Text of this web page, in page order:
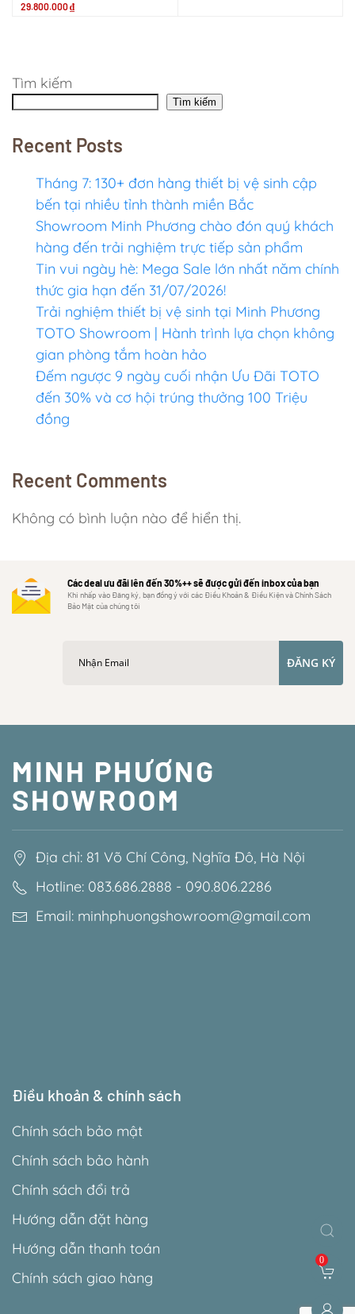
29.800.000₫
Tìm kiếm
Tìm kiếm
Recent Posts
Tháng 7: 130+ đơn hàng thiết bị vệ sinh cập
bến tại nhiều tỉnh thành miền Bắc
Showroom Minh Phương chào đón quý khách
hàng đến trải nghiệm trực tiếp sản phẩm
Tin vui ngày hè: Mega Sale lớn nhất năm chính
thức gia hạn đến 31/07/2026!
Trải nghiệm thiết bị vệ sinh tại Minh Phương
TOTO Showroom | Hành trình lựa chọn không
gian phòng tắm hoàn hảo
Đếm ngược 9 ngày cuối nhận Ưu Đãi TOTO
đến 30% và cơ hội trúng thưởng 100 Triệu
đồng
Recent Comments
Không có bình luận nào để hiển thị.
Các deal ưu đãi lên đến 30%++ sẽ được gửi đến inbox của bạn
Khi nhấp vào Đăng ký, bạn đồng ý với các Điều Khoản & Điều Kiện và Chính Sách
Bảo Mật của chúng tôi
ĐĂNG KÝ
MINH PHƯƠNG
SHOWROOM
Địa chỉ: 81 Võ Chí Công, Nghĩa Đô, Hà Nội
Hotline: 083.686.2888 - 090.806.2286
Email: minhphuongshowroom@gmail.com
Điều khoản & chính sách
Chính sách bảo mật
Chính sách bảo hành
Chính sách đổi trả
Hướng dẫn đặt hàng
Hướng dẫn thanh toán
Chính sách giao hàng
0